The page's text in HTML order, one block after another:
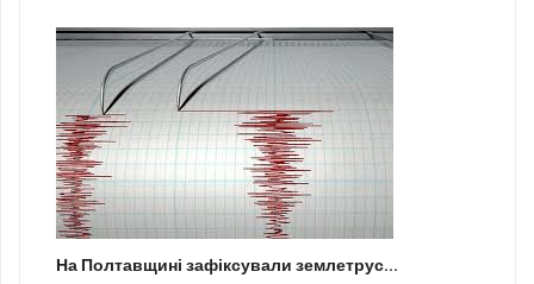
На Полтавщині зафіксували землетрус...